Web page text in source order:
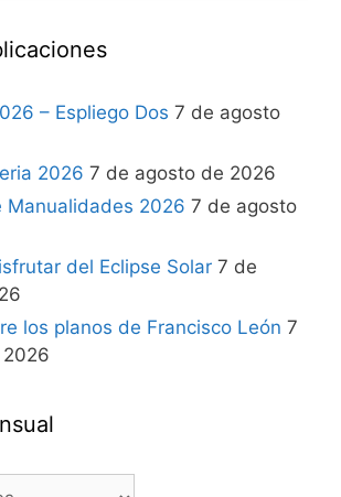
– Espliego Dos 7 de agosto
2026 7 de agosto de 2026
Manualidades 2026 7 de agosto
del Eclipse Solar 7 de
los planos de Francisco León 7